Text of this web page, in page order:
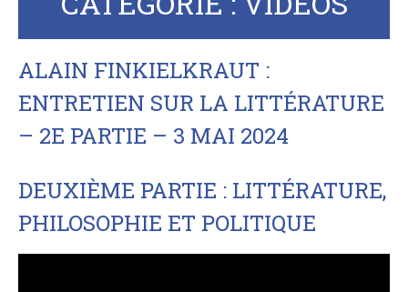
ALAIN FINKIELKRAUT :
ENTRETIEN SUR LA LITTÉRATURE
– 2E PARTIE – 3 MAI 2024
DEUXIÈME PARTIE : LITTÉRATURE,
PHILOSOPHIE ET POLITIQUE